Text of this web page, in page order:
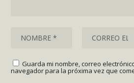
Guarda mi nombre, correo
navegador para la próxima vez que